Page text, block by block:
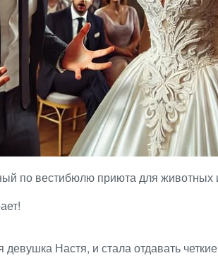
по вестибюлю приюта для животных
Настя, и стала отдавать